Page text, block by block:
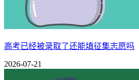
从已经公布的数据看，选择该组合
三、专业覆盖
根据第三批新高考改革省份发布的
物化生组合的可选专业较多，专业覆
高考已经被录取了还能填征集志愿吗
2026-07-21